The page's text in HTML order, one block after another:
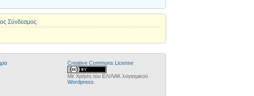
Σύνδεσμος
Creative Commons License
Με Χρήση του ΕΛ/ΛΑΚ λογισμικού
Wordpress